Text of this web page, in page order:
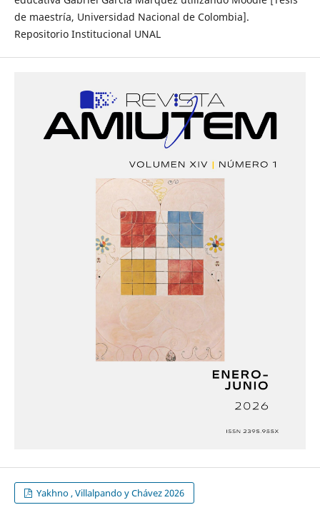
de maestría, Universidad Nacional de Colombia].
Repositorio Institucional UNAL
Yakhno , Villalpando y Chávez 2026